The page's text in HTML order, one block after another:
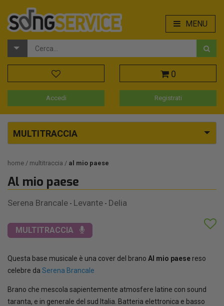
MENU
0
Accedi Registrati
MULTITRACCIA
home multitraccia al mio paese
Al mio paese
Serena Brancale - Levante - Delia
MULTITRACCIA
Questa base musicale è una cover del brano Al mio paese reso
celebre da Serena Brancale
Brano che mescola sapientemente atmosfere latine con sound
taranta, e in generale del sud Italia. Batteria elettronica e basso